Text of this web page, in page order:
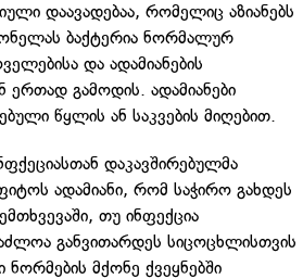
დაავადებაა, რომელიც აზიანებს
ბაქტერია ნორმალურ
და ადამიანების
ერთად გამოდის. ადამიანები
წყლის ან საკვების მიღებით.
დაკავშირებულმა
ადამიანი, რომ საჭირო გახდეს
თუ ინფექცია
განვითარდეს სიცოცხლისთვის
მქონე ქვეყნებში